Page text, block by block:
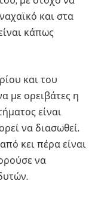
και στα
κάπως
και του
με ορειβάτες η
είναι
να διασωθεί.
κει πέρα είναι
να